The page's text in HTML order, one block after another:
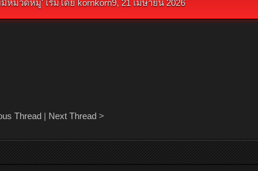
มีหมวดหมู่' เริ่มโดย kornkorn9, 21 เมษายน 2026
Thread| Next Thread>